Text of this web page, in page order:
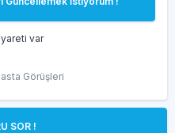
var
Görüşleri
SOR !